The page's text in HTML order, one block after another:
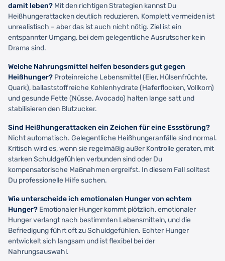
damit leben? Mit den richtigen Strategien kannst Du
Heißhungerattacken deutlich reduzieren. Komplett vermeiden ist
unrealistisch – aber das ist auch nicht nötig. Ziel ist ein
entspannter Umgang, bei dem gelegentliche Ausrutscher kein
Drama sind.
Welche Nahrungsmittel helfen besonders gut gegen
Heißhunger? Proteinreiche Lebensmittel (Eier, Hülsenfrüchte,
Quark), ballaststoffreiche Kohlenhydrate (Haferflocken, Vollkorn)
und gesunde Fette (Nüsse, Avocado) halten lange satt und
stabilisieren den Blutzucker.
Sind Heißhungerattacken ein Zeichen für eine Essstörung?
Nicht automatisch. Gelegentliche Heißhungeranfälle sind normal.
Kritisch wird es, wenn sie regelmäßig außer Kontrolle geraten, mit
starken Schuldgefühlen verbunden sind oder Du
kompensatorische Maßnahmen ergreifst. In diesem Fall solltest
Du professionelle Hilfe suchen.
Wie unterscheide ich emotionalen Hunger von echtem
Hunger? Emotionaler Hunger kommt plötzlich, emotionaler
Hunger verlangt nach bestimmten Lebensmitteln, und die
Befriedigung führt oft zu Schuldgefühlen. Echter Hunger
entwickelt sich langsam und ist flexibel bei der
Nahrungsauswahl.